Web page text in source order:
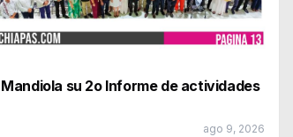
su 2o Informe de actividades
ago 9, 2026